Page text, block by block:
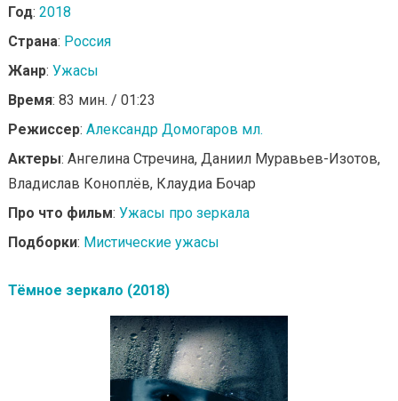
Год: 2018
Страна: Россия
Жанр: Ужасы
Время: 83 мин. / 01:23
Режиссер: Александр Домогаров мл.
Актеры: Ангелина Стречина, Даниил Муравьев-Изотов,
Владислав Коноплёв, Клаудиа Бочар
Про что фильм: Ужасы про зеркала
Подборки: Мистические ужасы
Тёмное зеркало (2018)